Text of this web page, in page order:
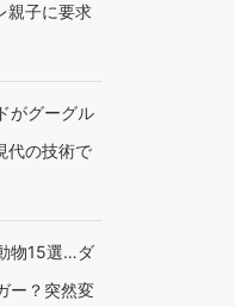
親子に要求
がグーグル
代の技術で
物15選…ダ
ー？突然変